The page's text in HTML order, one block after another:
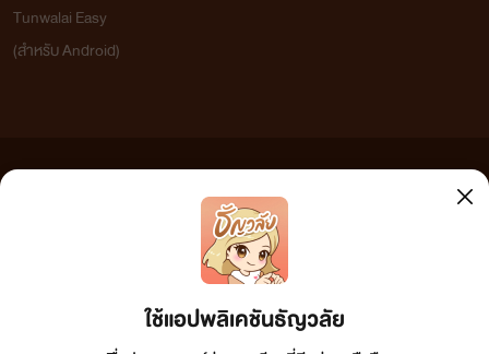
ใช้แอปพลิเคชันธัญวลัย
Tunwalai Easy
(สำหรับ Android)
เว็บไซต์แห่งนี้ไม่ได้เห็นด้วยและไม่ขอรับผิดชอบต่อข้อความใดๆ ทั้งสิ้น ดังนั้นผู้อ่านทุกท่านโปรดใช้
วิจารณญาณในการกลั่นกรองด้วยตนเอง และหากท่านพบข้อความใดๆ ที่ขัดต่อกฎหมายและศีลธรรม
กรุณาแจ้งมาที่ tunwalai@ookbee.com เพื่อทีมงานจะได้ดำเนินการในทันที ทั้งนี้ ทางเว็บไซต์ขอสงวน
ลิขสิทธิ์ตามพระราชบัญญัติลิขสิทธิ์ (ฉบับเพิ่มเติม) พ.ศ.2558